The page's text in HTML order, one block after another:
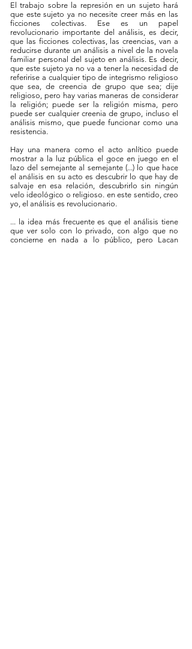
El trabajo sobre la represión en un sujeto hará
que este sujeto ya no necesite creer más en las
ficciones colectivas. Ese es un papel
revolucionario importante del análisis, es decir,
que las ficciones colectivas, las creencias, van a
reducirse durante un análisis a nivel de la novela
familiar personal del sujeto en análisis. Es decir,
que este sujeto ya no va a tener la necesidad de
referirise a cualquier tipo de integrismo religioso
que sea, de creencia de grupo que sea; dije
religioso, pero hay varias maneras de considerar
la religión; puede ser la religión misma, pero
puede ser cualquier creenia de grupo, incluso el
análisis mismo, que puede funcionar como una
resistencia.
Hay una manera como el acto anlítico puede
mostrar a la luz pública el goce en juego en el
lazo del semejante al semejante (...) lo que hace
el análisis en su acto es descubrir lo que hay de
salvaje en esa relación, descubrirlo sin ningún
velo ideológico o religioso. en este sentido, creo
yo, el análisis es revolucionario.
... la idea más frecuente es que el análisis tiene
que ver solo con lo privado, con algo que no
concierne en nada a lo público, pero Lacan